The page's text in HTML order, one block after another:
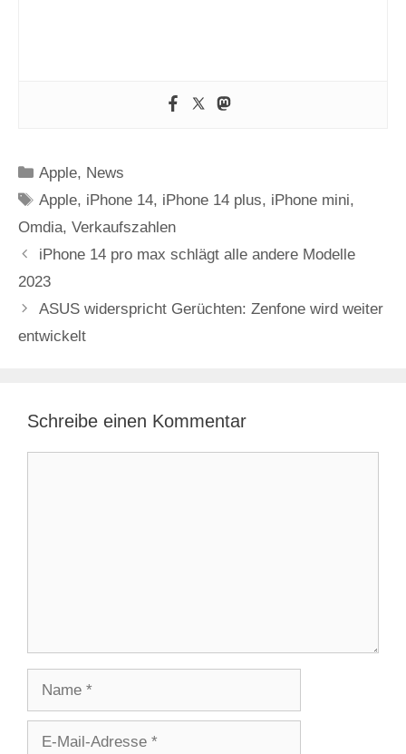
Kategorien
Apple, News
Schlagwörter
Apple, iPhone 14, iPhone 14 plus, iPhone mini,
Omdia, Verkaufszahlen
iPhone 14 pro max schlägt alle andere Modelle
2023
ASUS widerspricht Gerüchten: Zenfone wird weiter
entwickelt
Schreibe einen Kommentar